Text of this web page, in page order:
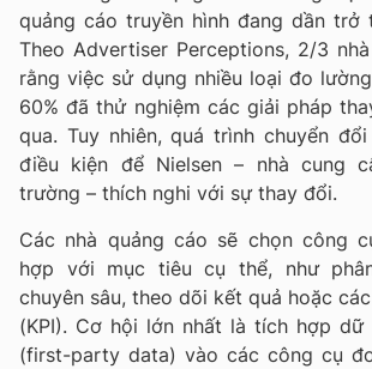
quảng cáo truyền hình đang dần trở
Theo Advertiser Perceptions, 2/3
rằng việc sử dụng nhiều loại đo
60% đã thử nghiệm các giải pháp
qua. Tuy nhiên, quá trình chuyển
điều kiện để Nielsen – nhà cung
trường – thích nghi với sự thay đổi.
Các nhà quảng cáo sẽ chọn công
hợp với mục tiêu cụ thể, như
chuyên sâu, theo dõi kết quả hoặc
(KPI). Cơ hội lớn nhất là tích hợp dữ
(first-party data) vào các công cụ